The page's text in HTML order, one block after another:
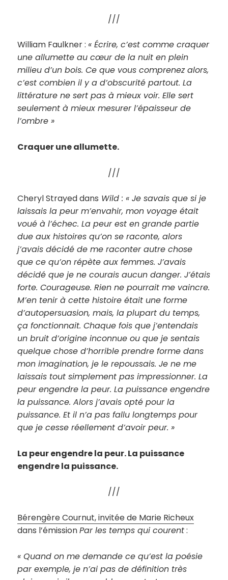
///
William Faulkner : « Écrire, c’est comme craquer
une allumette au cœur de la nuit en plein
milieu d’un bois. Ce que vous comprenez alors,
c’est combien il y a d’obscurité partout. La
littérature ne sert pas à mieux voir. Elle sert
seulement à mieux mesurer l’épaisseur de
l’ombre »
Craquer une allumette.
///
Cheryl Strayed dans Wild : « Je savais que si je
laissais la peur m’envahir, mon voyage était
voué à l’échec. La peur est en grande partie
due aux histoires qu’on se raconte, alors
j’avais décidé de me raconter autre chose
que ce qu’on répète aux femmes. J’avais
décidé que je ne courais aucun danger. J’étais
forte. Courageuse. Rien ne pourrait me vaincre.
M’en tenir à cette histoire était une forme
d’autopersuasion, mais, la plupart du temps,
ça fonctionnait. Chaque fois que j’entendais
un bruit d’origine inconnue ou que je sentais
quelque chose d’horrible prendre forme dans
mon imagination, je le repoussais. Je ne me
laissais tout simplement pas impressionner. La
peur engendre la peur. La puissance engendre
la puissance. Alors j’avais opté pour la
puissance. Et il n’a pas fallu longtemps pour
que je cesse réellement d’avoir peur. »
La peur engendre la peur. La puissance
engendre la puissance.
///
Bérengère Cournut, invitée de Marie Richeux
dans l’émissionPar les temps qui courent:
« Quand on me demande ce qu’est la poésie
par exemple, je n’ai pas de définition très